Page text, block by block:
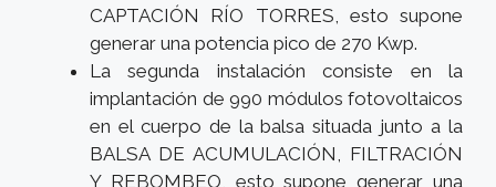
CAPTACIÓN RÍO TORRES, esto supone
generar una potencia pico de 270 Kwp.
La segunda instalación consiste en la
implantación de 990 módulos fotovoltaicos
en el cuerpo de la balsa situada junto a la
BALSA DE ACUMULACIÓN, FILTRACIÓN
Y REBOMBEO, esto supone generar una